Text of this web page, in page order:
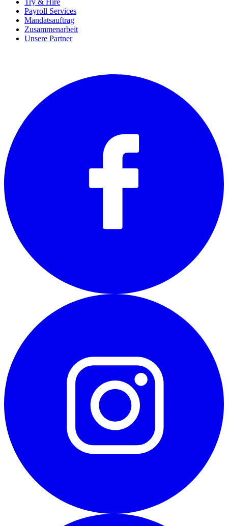
Try & Hire
Payroll Services
Mandatsauftrag
Zusammenarbeit
Unsere Partner